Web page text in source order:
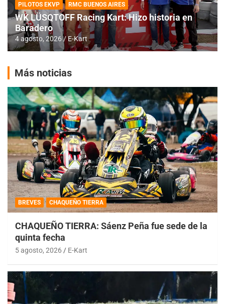
PILOTOS EKVP RMC BUENOS AIRES
WK LÜSQTOFF Racing Kart: Hizo historia en
Baradero
4 agosto, 2026 E-Kart
Más noticias
BREVES CHAQUEÑO TIERRA
CHAQUEÑO TIERRA: Sáenz Peña fue sede de la
quinta fecha
5 agosto, 2026 E-Kart